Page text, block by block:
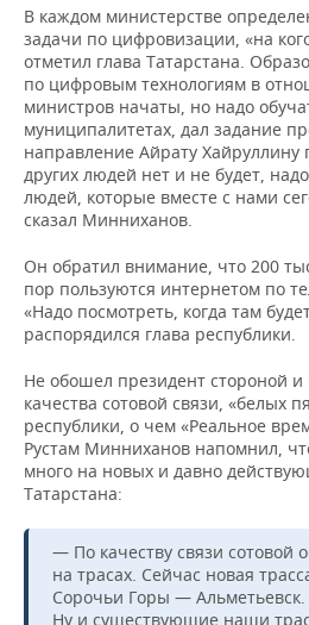
В каждом министерстве
задачи по цифровизации, «на
отметил глава Татарстана.
по цифровым технологиям в
министров начаты, но надо
муниципалитетах, дал задание
направление Айрату Хайруллину
других людей нет и не будет,
людей, которые вместе с нами
сказал Минниханов.
Он обратил внимание, что 200
пор пользуются интернетом по
«Надо посмотреть, когда там
распорядился глава республики.
Не обошел президент стороной
качества сотовой связи, «белых
республики, о чем «Реальное
Рустам Минниханов напомнил,
много на новых и давно
Татарстана:
— По качеству связи сотовой
на трасах. Сейчас новая
Сорочьи Горы —
Ну и существующие наши